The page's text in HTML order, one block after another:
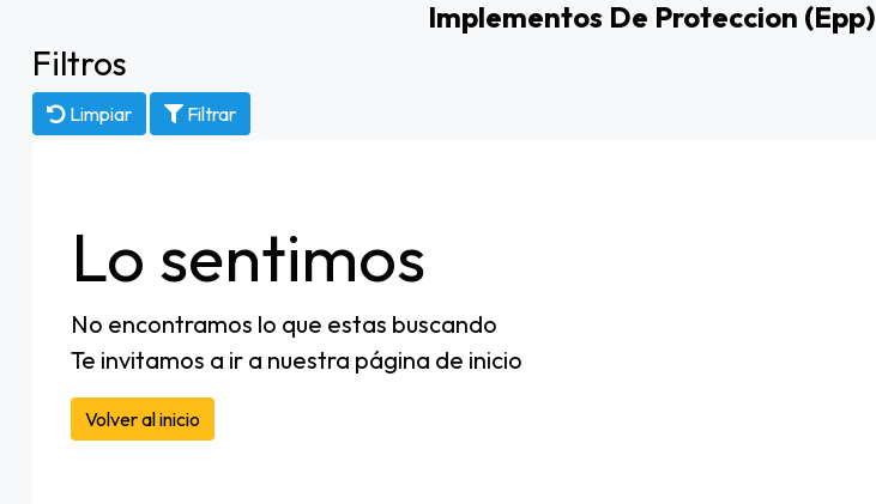
Implementos De Proteccion (epp)
Filtros
Limpiar Filtrar
Lo sentimos
No encontramos lo que estas buscando
Te invitamos a ir a nuestra página de inicio
Volver al inicio